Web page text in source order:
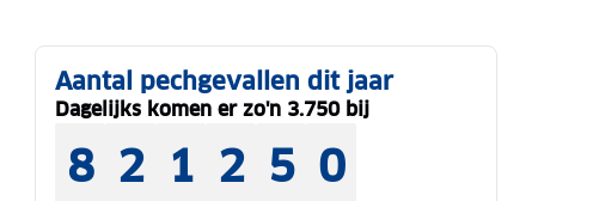
Aantal pechgevallen dit jaar
Dagelijks komen er zo'n 3.750 bij
8 2 1 2 5 0